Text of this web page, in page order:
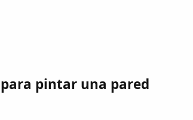
pintar una pared